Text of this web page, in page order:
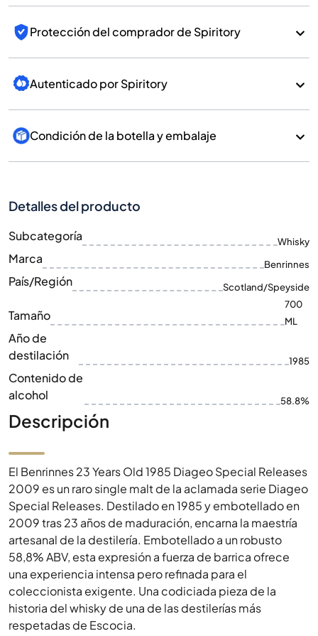
Protección del comprador de Spiritory
Autenticado por Spiritory
Condición de la botella y embalaje
Detalles del producto
Subcategoría Whisky
Marca Benrinnes
País/Región Scotland/Speyside
Tamaño
700
ML
Año de
destilación
1985
Contenido de
alcohol
58.8%
Descripción
El Benrinnes 23 Years Old 1985 Diageo Special Releases
2009 es un raro single malt de la aclamada serie Diageo
Special Releases. Destilado en 1985 y embotellado en
2009 tras 23 años de maduración, encarna la maestría
artesanal de la destilería. Embotellado a un robusto
58,8% ABV, esta expresión a fuerza de barrica ofrece
una experiencia intensa pero refinada para el
coleccionista exigente. Una codiciada pieza de la
historia del whisky de una de las destilerías más
respetadas de Escocia.